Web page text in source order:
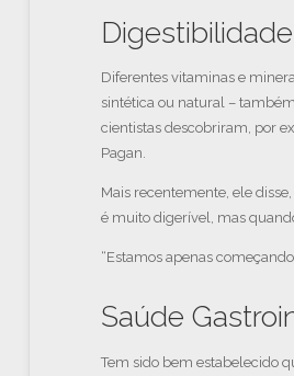
Diferentes vitaminas e
sintética ou natural –
cientistas descobriram, por
Pagan.
Mais recentemente, ele
é muito digerível, mas
“Estamos apenas
Saúde
Tem sido bem estabelecido